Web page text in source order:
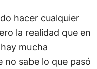
hacer cualquier
la realidad que en
mucha
no sabe lo que pasó